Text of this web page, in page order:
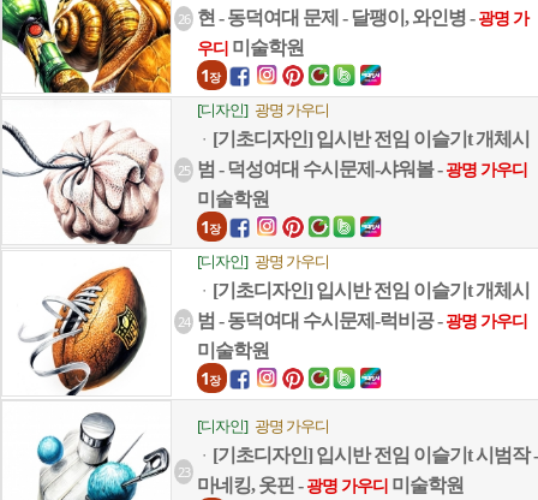
26 현 - 동덕여대 문제 - 달팽이, 와인병 - 광명 가
우디 미술학원
1장
25
[디자인] 광명 가우디
ㆍ [기초디자인] 입시반 전임 이슬기t 개체시
범 - 덕성여대 수시문제-샤워볼 - 광명 가우디
미술학원
1장
24
[디자인] 광명 가우디
ㆍ [기초디자인] 입시반 전임 이슬기t 개체시
범 - 동덕여대 수시문제-럭비공 - 광명 가우디
미술학원
1장
23
[디자인] 광명 가우디
ㆍ [기초디자인] 입시반 전임 이슬기t 시범작 -
마네킹, 옷핀 - 광명 가우디 미술학원